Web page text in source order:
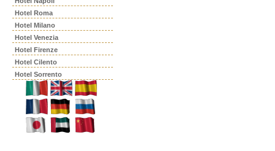
Hotel Roma
Hotel Milano
Hotel Venezia
Hotel Firenze
Hotel Cilento
Hotel Sorrento